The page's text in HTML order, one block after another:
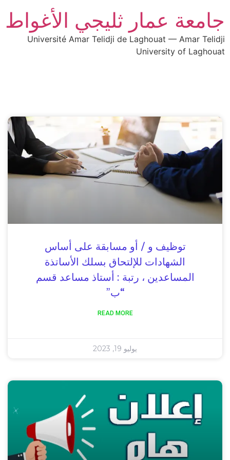
جامعة عمار ثليجي الأغواط
Université Amar Telidji de Laghouat — Amar Telidji
University of Laghouat
توظيف و / أو مسابقة على أساس
الشهادات للإلتحاق بسلك الأساتذة
المساعدين ، رتبة : أستاذ مساعد قسم
“ب”
READ MORE
يوليو 19, 2023